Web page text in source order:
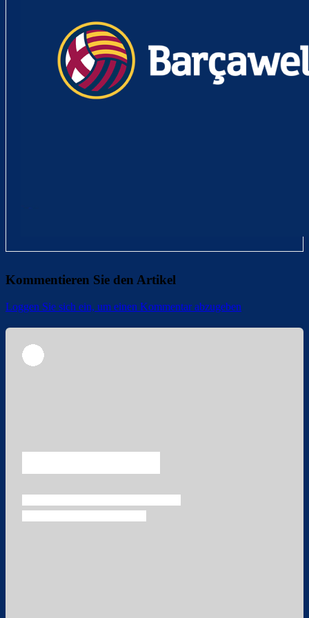
Kommentieren Sie den Artikel
Loggen Sie sich ein, um einen Kommentar abzugeben